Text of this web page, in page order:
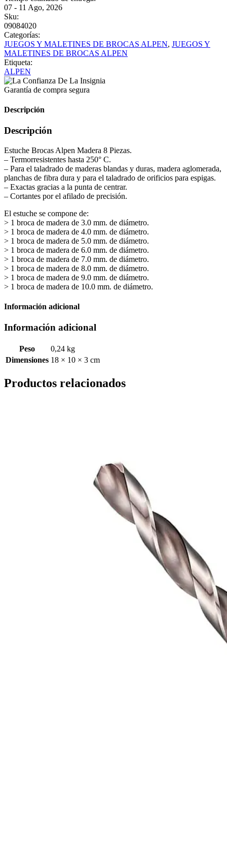
07 - 11 Ago, 2026
Sku:
09084020
Categorías:
JUEGOS Y MALETINES DE BROCAS ALPEN, JUEGOS Y
MALETINES DE BROCAS ALPEN
Etiqueta:
ALPEN
Garantía de compra segura
Descripción
Descripción
Estuche Brocas Alpen Madera 8 Piezas.
– Termorresistentes hasta 250° C.
– Para el taladrado de maderas blandas y duras, madera aglomerada,
planchas de fibra dura y para el taladrado de orificios para espigas.
– Exactas gracias a la punta de centrar.
– Cortantes por el afilado de precisión.
El estuche se compone de:
> 1 broca de madera de 3.0 mm. de diámetro.
> 1 broca de madera de 4.0 mm. de diámetro.
> 1 broca de madera de 5.0 mm. de diámetro.
> 1 broca de madera de 6.0 mm. de diámetro.
> 1 broca de madera de 7.0 mm. de diámetro.
> 1 broca de madera de 8.0 mm. de diámetro.
> 1 broca de madera de 9.0 mm. de diámetro.
> 1 broca de madera de 10.0 mm. de diámetro.
Información adicional
Información adicional
Peso
0,24 kg
Dimensiones 18 × 10 × 3 cm
Productos relacionados